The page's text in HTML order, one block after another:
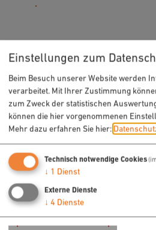
URLAUB & FREIZEIT
Radfahren
Freizeit
Sehenswertes
Veranstaltungen
Einstellungen zum
Beim Besuch unserer Website werden
verarbeitet. Mit Ihrer Zustimmung
zum Zweck der statistischen
können die hier vorgenommenen
Mehr dazu erfahren Sie hier:
Technisch notwendige Cookies
↓ 1 Dienst
Externe Dienste
↓ 4 Dienste